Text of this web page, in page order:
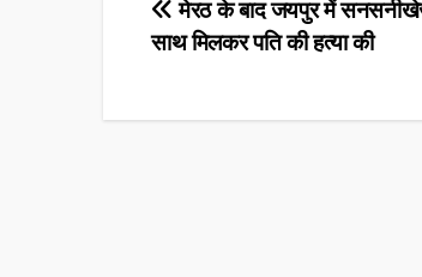
Post
navigation
मेरठ के बाद जयपुर में सनसनीखेज
साथ मिलकर पति की हत्या की